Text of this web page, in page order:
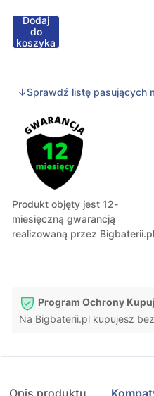
Dodaj
do
koszyka
↓Sprawdź listę pasujących
Produkt objęty jest 12-
miesięczną gwarancją
realizowaną przez
Program Ochrony
Na Bigbaterii.pl kupujesz